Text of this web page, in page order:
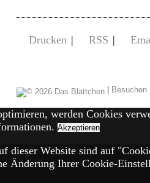
Drucken | RSS |
|
werden Cookies
Akzeptieren
dieser Website sind auf
Änderung Ihrer Cookie-